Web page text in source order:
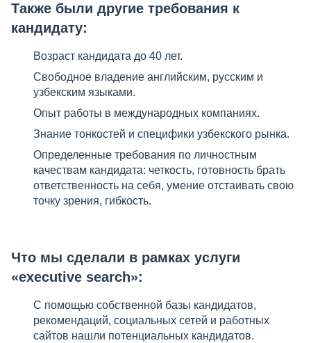
Также были другие требования к
кандидату:
Возраст кандидата до 40 лет.
Свободное владение английским, русским и
узбекским языками.
Опыт работы в международных компаниях.
Знание тонкостей и специфики узбекского рынка.
Определенные требования по личностным
качествам кандидата: четкость, готовность брать
ответственность на себя, умение отстаивать свою
точку зрения, гибкость.
Что мы сделали в рамках услуги
«executive search»:
С помощью собственной базы кандидатов,
рекомендаций, социальных сетей и работных
сайтов нашли потенциальных кандидатов.